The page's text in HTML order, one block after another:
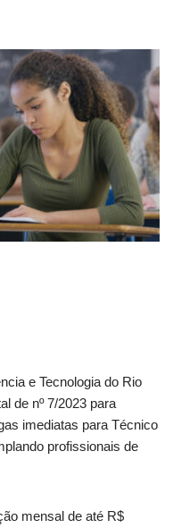
e Tecnologia do Rio
de nº 7/2023 para
imediatas para Técnico
profissionais de
mensal de até R$